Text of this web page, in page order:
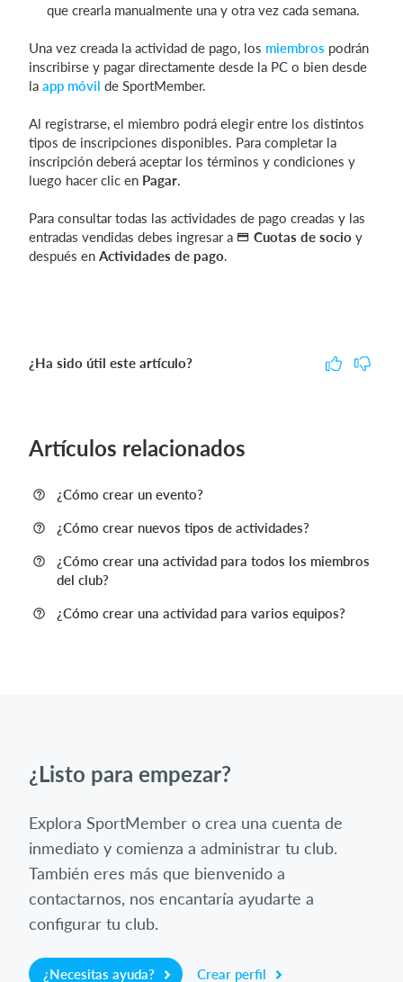
que crearla manualmente una y otra vez cada semana.
Una vez creada la actividad de pago, los miembros podrán
inscribirse y pagar directamente desde la PC o bien desde
la app móvil de SportMember.
Al registrarse, el miembro podrá elegir entre los distintos
tipos de inscripciones disponibles. Para completar la
inscripción deberá aceptar los términos y condiciones y
luego hacer clic en Pagar.
Para consultar todas las actividades de pago creadas y las
entradas vendidas debes ingresar a
Cuotas de socio y
después en Actividades de pago.
¿Ha sido útil este artículo?
Artículos relacionados
¿Cómo crear un evento?
¿Cómo crear nuevos tipos de actividades?
¿Cómo crear una actividad para todos los miembros
del club?
¿Cómo crear una actividad para varios equipos?
¿Listo para empezar?
Explora SportMember o crea una cuenta de
inmediato y comienza a administrar tu club.
También eres más que bienvenido a
contactarnos, nos encantaría ayudarte a
configurar tu club.
¿Necesitas ayuda? Crear perfil